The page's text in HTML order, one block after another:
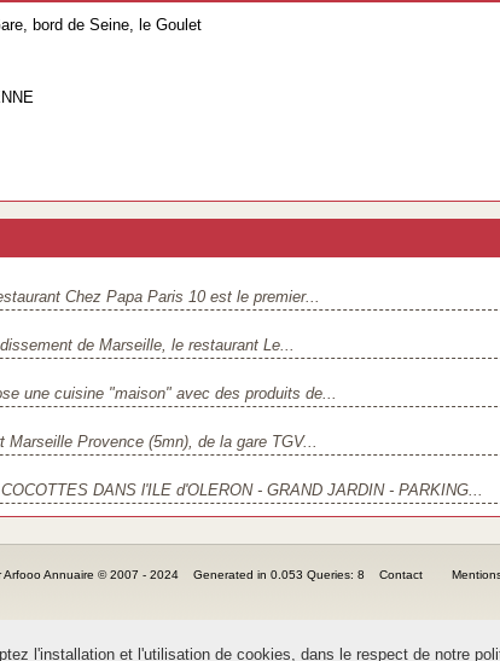
bord de Seine, le Goulet
Chez Papa Paris 10 est le premier...
de Marseille, le restaurant Le...
une cuisine "maison" avec des produits de...
Provence (5mn), de la gare TGV...
DANS l'ILE d'OLERON - GRAND JARDIN - PARKING...
Arfooo Annuaire © 2007 - 2024 Generated in 0.053 Queries: 8 Contact
l'installation et l'utilisation de cookies, dans le respect de notre